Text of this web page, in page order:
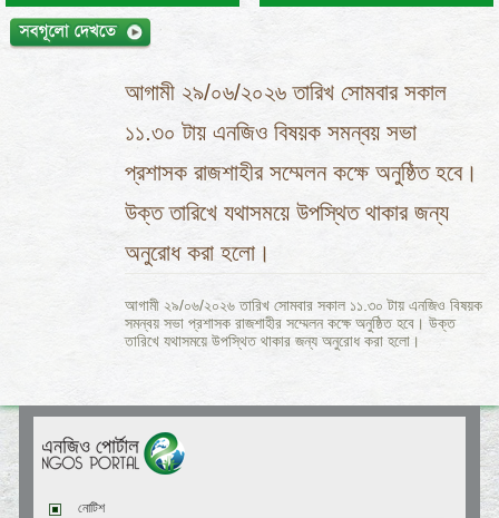
আগামী ২৯/০৬/২০২৬ তারিখ সোমবার সকাল
১১.৩০ টায় এনজিও বিষয়ক সমন্বয় সভা
প্রশাসক রাজশাহীর সম্মেলন কক্ষে অনুষ্ঠিত হবে।
উক্ত তারিখে যথাসময়ে উপস্থিত থাকার জন্য
অনুরোধ করা হলো।
আগামী ২৯/০৬/২০২৬ তারিখ সোমবার সকাল ১১.৩০ টায় এনজিও বিষয়ক
সমন্বয় সভা প্রশাসক রাজশাহীর সম্মেলন কক্ষে অনুষ্ঠিত হবে। উক্ত
তারিখে যথাসময়ে উপস্থিত থাকার জন্য অনুরোধ করা হলো।
নোটিশ